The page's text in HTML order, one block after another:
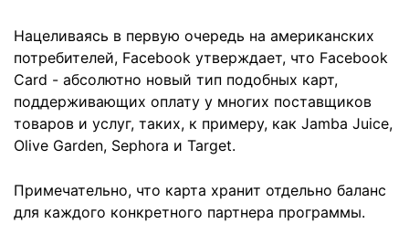
Нацеливаясь в первую очередь на американских
потребителей, Facebook утверждает, что Facebook
Card - абсолютно новый тип подобных карт,
поддерживающих оплату у многих поставщиков
товаров и услуг, таких, к примеру, как Jamba Juice,
Olive Garden, Sephora и Target.
Примечательно, что карта хранит отдельно баланс
для каждого конкретного партнера программы.